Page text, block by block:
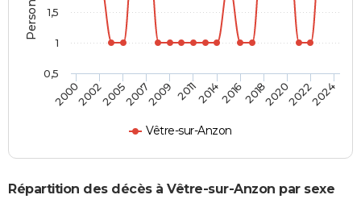
Vêtre-sur-Anzon
20002002200520072009 2011201420162018202020222024
0,5
1
1,5
Répartition des décès à Vêtre-sur-Anzon par sexe